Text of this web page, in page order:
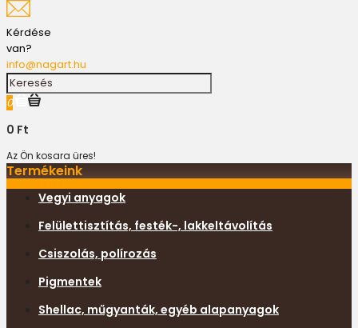
Kérdése
van?
info@nagart.hu
0
0 Ft
Az Ön kosara üres!
Termékeink
Vegyi anyagok
Felülettisztítás, festék-, lakkeltávolítás
Csiszolás, polírozás
Pigmentek
Shellac, műgyanták, egyéb alapanyagok